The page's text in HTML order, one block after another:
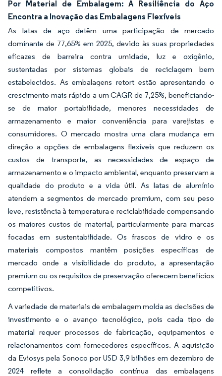
Por Material de Embalagem: A Resiliência do Aço
Encontra a Inovação das Embalagens Flexíveis
As latas de aço detêm uma participação de mercado
dominante de 77,65% em 2025, devido às suas propriedades
eficazes de barreira contra umidade, luz e oxigênio,
sustentadas por sistemas globais de reciclagem bem
estabelecidos. As embalagens retort estão apresentando o
crescimento mais rápido a um CAGR de 7,25%, beneficiando-
se de maior portabilidade, menores necessidades de
armazenamento e maior conveniência para varejistas e
consumidores. O mercado mostra uma clara mudança em
direção a opções de embalagens flexíveis que reduzem os
custos de transporte, as necessidades de espaço de
armazenamento e o impacto ambiental, enquanto preservam a
qualidade do produto e a vida útil. As latas de alumínio
atendem a segmentos de mercado premium, com seu peso
leve, resistência à temperatura e reciclabilidade compensando
os maiores custos de material, particularmente para marcas
focadas em sustentabilidade. Os frascos de vidro e os
materiais compostos mantêm posições específicas de
mercado onde a visibilidade do produto, a apresentação
premium ou os requisitos de preservação oferecem benefícios
competitivos.
A variedade de materiais de embalagem molda as decisões de
investimento e o avanço tecnológico, pois cada tipo de
material requer processos de fabricação, equipamentos e
relacionamentos com fornecedores específicos. A aquisição
da Eviosys pela Sonoco por USD 3,9 bilhões em dezembro de
2024 reflete a consolidação contínua das embalagens